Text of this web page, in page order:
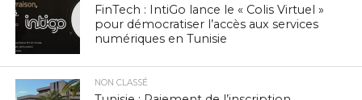
FinTech : IntiGo lance le « Colis Virtuel »
pour démocratiser l’accès aux services
numériques en Tunisie
NON CLASSÉ